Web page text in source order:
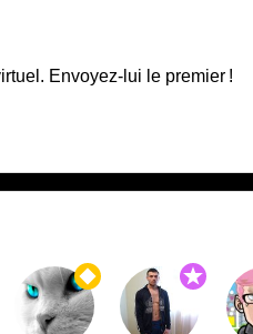
Envoyez-lui le premier !